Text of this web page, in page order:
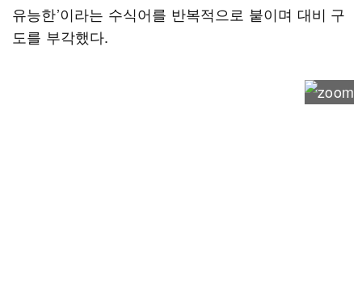
유능한’이라는 수식어를 반복적으로 붙이며 대비 구
도를 부각했다.